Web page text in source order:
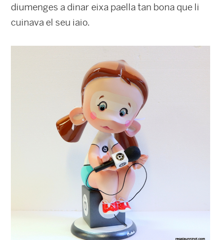
diumenges a dinar eixa paella tan bona que li
cuinava el seu iaio.